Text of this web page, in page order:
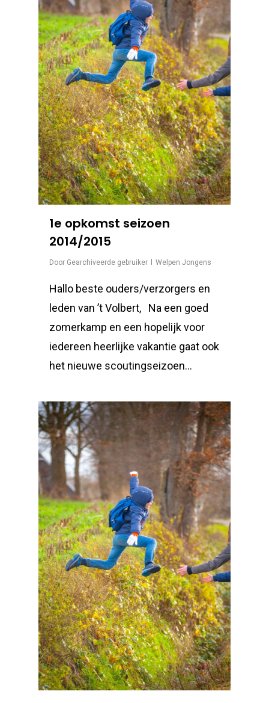
1e opkomst seizoen
2014/2015
Door Gearchiveerde gebruiker Welpen Jongens
Hallo beste ouders/verzorgers en
leden van ’t Volbert, Na een goed
zomerkamp en een hopelijk voor
iedereen heerlijke vakantie gaat ook
het nieuwe scoutingseizoen…